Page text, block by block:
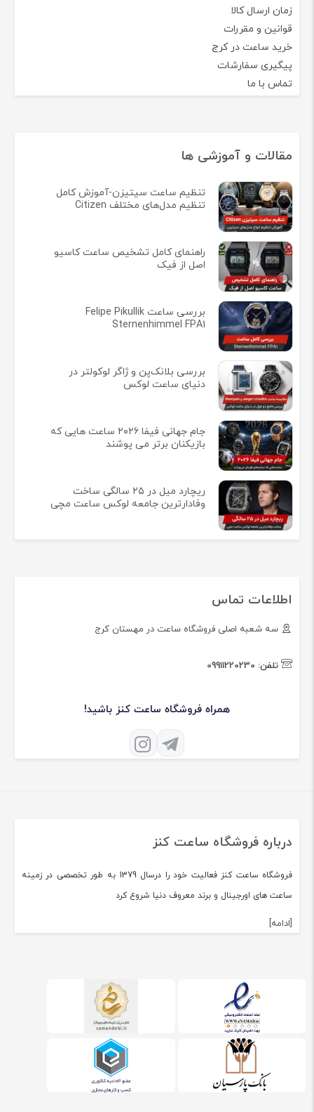
زمان ارسال کالا
قوانین و مقررات
خرید ساعت در کرج
پیگیری سفارشات
تماس با ما
مقالات و آموزشی ها
تنظیم ساعت سیتیزن-آموزش کامل
تنظیم مدل‌های مختلف Citizen
راهنمای کامل تشخیص ساعت کاسیو
اصل از فیک
بررسی ساعت Felipe Pikullik
Sternenhimmel FPA1
بررسی بلانک‌پن و ژاگر لوکولتر در
دنیای ساعت لوکس
جام جهانی فیفا ۲۰۲۶ ساعت هایی که
بازیکنان برتر می پوشند
ریچارد میل در ۲۵ سالگی ساخت
وفادارترین جامعه لوکس ساعت مچی
اطلاعات تماس
سه شعبه اصلی فروشگاه ساعت در مهستان کرج
تلفن: 09911220230
همراه فروشگاه ساعت کنز باشید!
درباره فروشگاه ساعت کنز
فروشگاه ساعت کنز فعالیت خود را درسال 1379 به طور تخصصی در زمینه
ساعت های اورجینال و برند معروف دنیا شروع کرد
[ادامه]